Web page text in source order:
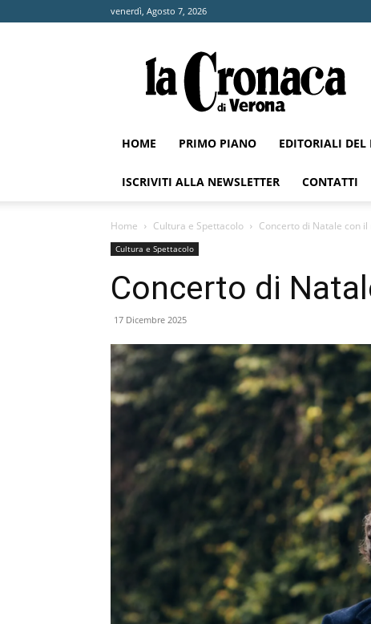
venerdì, Agosto 7, 2026
Cronaca
di
Verona
HOME PRIMO PIANO EDITORIALI DEL
ISCRIVITI ALLA NEWSLETTER CONTATTI
Home Cultura e Spettacolo Concerto di Natale con il
Cultura e Spettacolo
Concerto di
17 Dicembre 2025